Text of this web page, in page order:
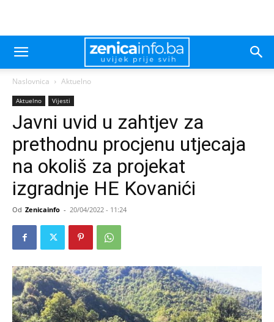
Naslovnica Aktuelno
Aktuelno Vijesti
Javni uvid u zahtjev za
prethodnu procjenu utjecaja
na okoliš za projekat
izgradnje HE Kovanići
Od Zenicainfo - 20/04/2022 - 11:24